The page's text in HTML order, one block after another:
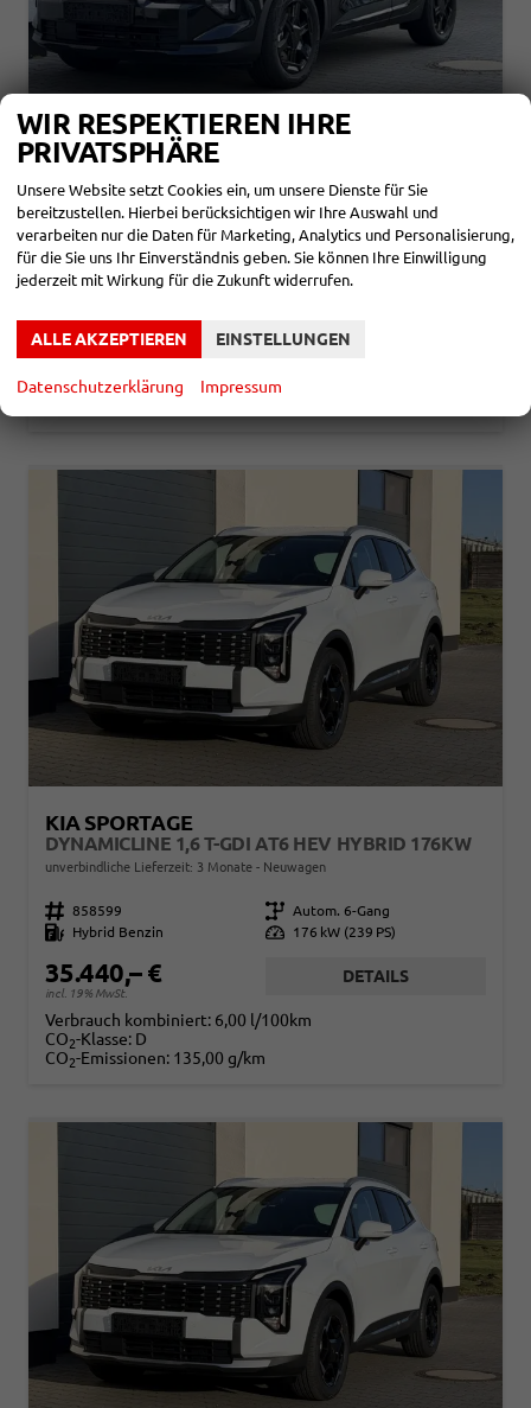
KIA SPORTAGE
BLACK EDITION 1,6 T-GDI AT6 HEV HYBRID 176KW
unverbindliche Lieferzeit:3 Monate Neuwagen
Fahrzeugnr. 865971 Getriebe Autom. 6-Gang
Kraftstoff Hybrid Benzin Leistung 176 kW (239 PS)
35.180,– €
incl. 19% MwSt.
CO2-Klasse:D
KIA SPORTAGE
DYNAMICLINE 1,6 T-GDI AT6 HEV HYBRID 176KW
unverbindliche Lieferzeit: 3 Monate Neuwagen
Fahrzeugnr. 858599 Getriebe Autom. 6-Gang
Kraftstoff
Hybrid Benzin Leistung 176 kW (239 PS)
35.440,– €
incl. 19% MwSt.
DETAILS
Verbrauch kombiniert: 6,00 l/100km
CO2-Klasse: D
CO2-Emissionen: 135,00 g/km
WIR RESPEKTIEREN IHRE
PRIVATSPHÄRE
Unsere Website setzt Cookies ein, um unsere Dienste für Sie
bereitzustellen. Hierbei berücksichtigen wir Ihre Auswahl und
verarbeiten nur die Daten für Marketing, Analytics und Personalisierung,
für die Sie uns Ihr Einverständnis geben. Sie können Ihre Einwilligung
jederzeit mit Wirkung für die Zukunft widerrufen.
ALLE AKZEPTIEREN EINSTELLUNGEN
Datenschutzerklärung Impressum